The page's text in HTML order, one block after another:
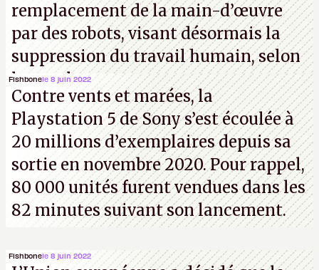
remplacement de la main-d’œuvre
par des robots, visant désormais la
suppression du travail humain, selon
les analystes.
Fishbonele 8 juin 2022
Contre vents et marées, la
Playstation 5 de Sony s’est écoulée à
20 millions d’exemplaires depuis sa
sortie en novembre 2020. Pour rappel,
80 000 unités furent vendues dans les
82 minutes suivant son lancement.
Fishbonele 8 juin 2022